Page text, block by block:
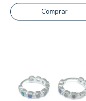
Comprar